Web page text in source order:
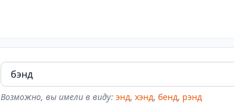
Возможно, вы имели в виду: энд, хэнд, бенд, рэнд